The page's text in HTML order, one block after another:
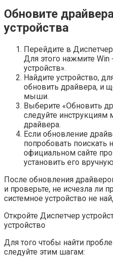
Обновите
устройства
Перейдите в
Для этого нажмите Win
устройств».
Найдите устройство,
обновить драйвера, и
мыши.
Выберите «Обновить
следуйте инструкциям
драйвера.
Если обновление
попробовать
официальном сайте
установить его
После обновления
и проверьте, не исчезла ли
системное устройство не
Откройте Диспетчер
устройство
Для того чтобы найти
следуйте этим шагам: